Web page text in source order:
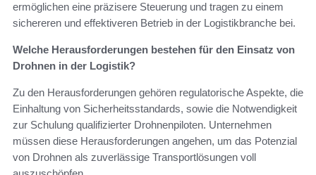
ermöglichen eine präzisere Steuerung und tragen zu einem
sichereren und effektiveren Betrieb in der Logistikbranche bei.
Welche Herausforderungen bestehen für den Einsatz von
Drohnen in der Logistik?
Zu den Herausforderungen gehören regulatorische Aspekte, die
Einhaltung von Sicherheitsstandards, sowie die Notwendigkeit
zur Schulung qualifizierter Drohnenpiloten. Unternehmen
müssen diese Herausforderungen angehen, um das Potenzial
von Drohnen als zuverlässige Transportlösungen voll